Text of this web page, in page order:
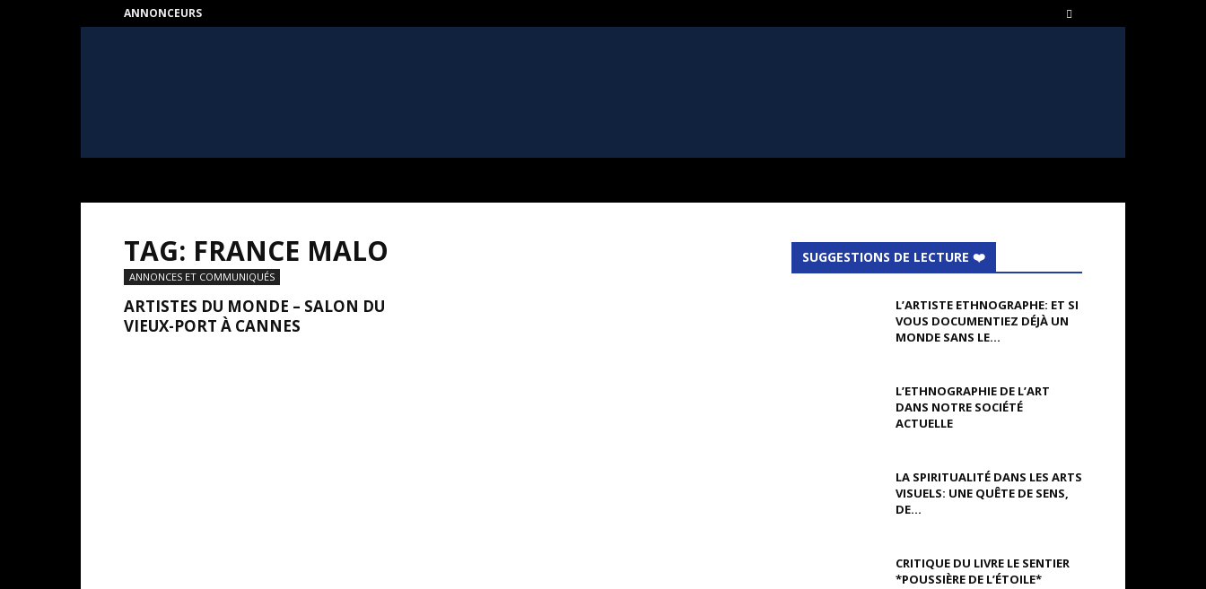
ANNONCEURS
l'Art
TAG: FRANCE MALO
ANNONCES ET COMMUNIQUÉS
ARTISTES DU MONDE – SALON DU
VIEUX-PORT À CANNES
SUGGESTIONS DE LECTURE ❤️
L’ARTISTE ETHNOGRAPHE: ET SI
VOUS DOCUMENTIEZ DÉJÀ UN
MONDE SANS LE...
L’ETHNOGRAPHIE DE L’ART
DANS NOTRE SOCIÉTÉ
ACTUELLE
LA SPIRITUALITÉ DANS LES ARTS
VISUELS: UNE QUÊTE DE SENS,
DE...
CRITIQUE DU LIVRE LE SENTIER
*POUSSIÈRE DE L’ÉTOILE*